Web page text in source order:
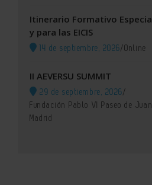
Itinerario Formativo
y para las EICIS
14 de septiembre, 2026/Online
II AEVERSU SUMMIT
29 de septiembre, 2026/
Fundación Pablo VI Paseo de
Madrid